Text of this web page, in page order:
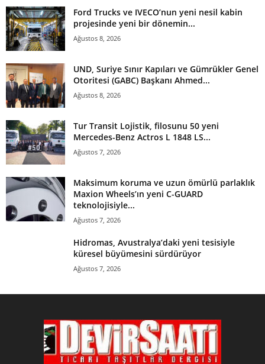
Ford Trucks ve IVECO’nun yeni nesil kabin
projesinde yeni bir dönemin...
Ağustos 8, 2026
UND, Suriye Sınır Kapıları ve Gümrükler Genel
Otoritesi (GABC) Başkanı Ahmed...
Ağustos 8, 2026
Tur Transit Lojistik, filosunu 50 yeni
Mercedes-Benz Actros L 1848 LS...
Ağustos 7, 2026
Maksimum koruma ve uzun ömürlü parlaklık
Maxion Wheels’ın yeni C-GUARD
teknolojisiyle...
Ağustos 7, 2026
Hidromas, Avustralya’daki yeni tesisiyle
küresel büyümesini sürdürüyor
Ağustos 7, 2026